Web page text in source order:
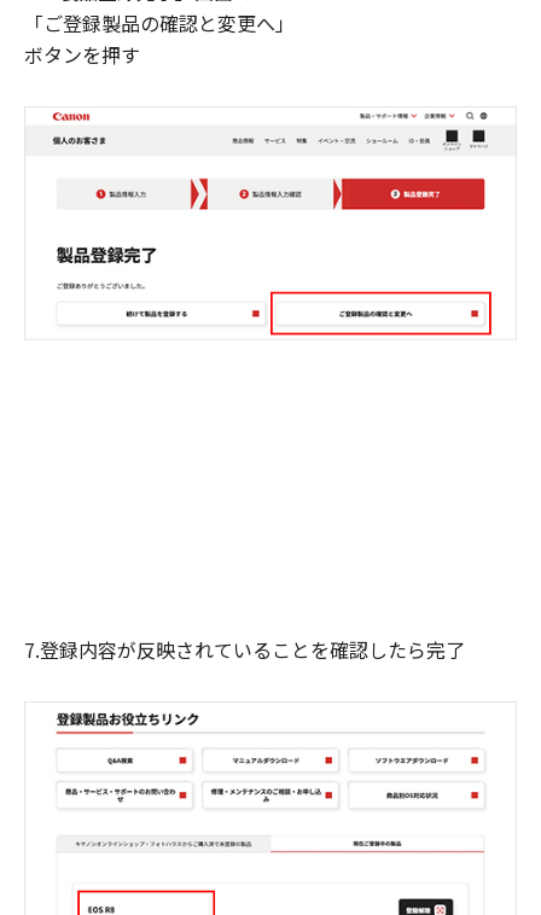
「ご登録製品の確認と変更へ」
ボタンを押す
7.登録内容が反映されていることを確認したら完了